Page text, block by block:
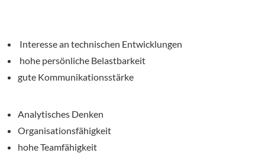
Interesse an technischen Entwicklungen
hohe persönliche Belastbarkeit
gute Kommunikationsstärke
Analytisches Denken
Organisationsfähigkeit
hohe Teamfähigkeit